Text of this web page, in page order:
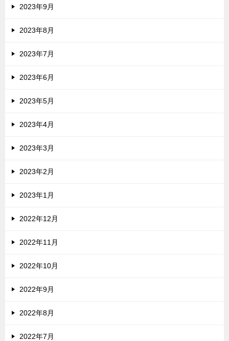
2023年9月
2023年8月
2023年7月
2023年6月
2023年5月
2023年4月
2023年3月
2023年2月
2023年1月
2022年12月
2022年11月
2022年10月
2022年9月
2022年8月
2022年7月